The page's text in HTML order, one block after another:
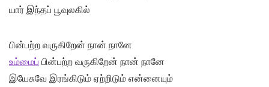
யார் இந்தப் பூவுலகில்
பின்பற்ற வருகிறேன் நான் நானே
உம்மைப் பின்பற்ற வருகிறேன் நான் நானே
இயேசுவே இரங்கிடும் ஏற்றிடும் என்னையும்